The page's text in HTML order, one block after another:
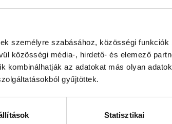
személyre szabásához, közösségi
közösségi média-, hirdető- és elemező
kombinálhatják az adatokat más olyan
gyűjtöttek.
Statisztikai
is azt mondtam, hogy
hanem egy ajándéka
évig apostoli
kinevezése előtt
nem teljes
a
ön személyesen